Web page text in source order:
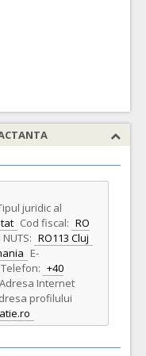
juridic al
Cod fiscal: RO
RO113 Cluj
E-
Telefon: +40
Adresa Internet
profilului